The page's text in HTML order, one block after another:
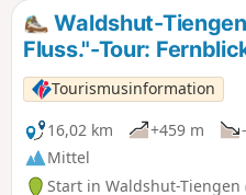
Waldshut-
Fluss."-Tour:
Tourismusinformation
16,02 km
+459 m
Mittel
Start in Waldshut-